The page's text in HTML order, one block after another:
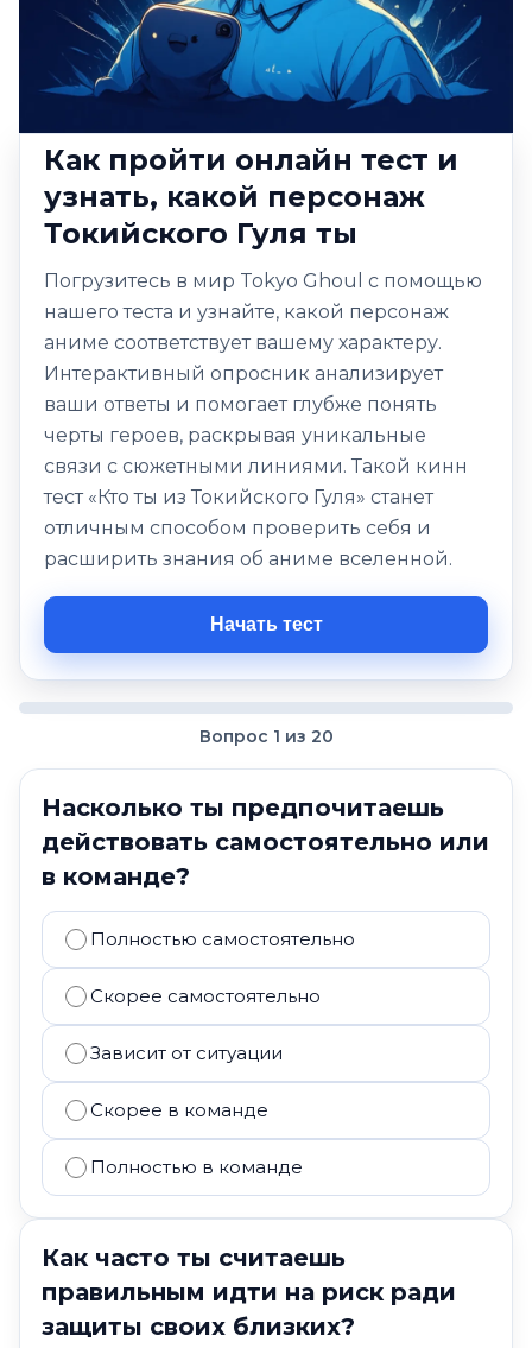
Как пройти онлайн тест и
узнать, какой персонаж
Токийского Гуля ты
Погрузитесь в мир Tokyo Ghoul с помощью
нашего теста и узнайте, какой персонаж
аниме соответствует вашему характеру.
Интерактивный опросник анализирует
ваши ответы и помогает глубже понять
черты героев, раскрывая уникальные
связи с сюжетными линиями. Такой кинн
тест «Кто ты из Токийского Гуля» станет
отличным способом проверить себя и
расширить знания об аниме вселенной.
Начать тест
Вопрос 1 из 20
Насколько ты предпочитаешь
действовать самостоятельно или
в команде?
Полностью самостоятельно
Скорее самостоятельно
Зависит от ситуации
Скорее в команде
Полностью в команде
Как часто ты считаешь
правильным идти на риск ради
защиты своих близких?